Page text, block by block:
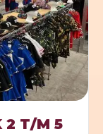
2 T/M 5